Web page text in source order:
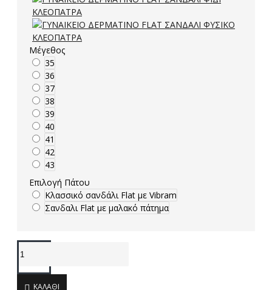
Μέγεθος
35
36
37
38
39
40
41
42
43
Επιλογή Πάτου
Κλασσικό σανδάλι Flat με Vibram
Σανδαλι Flat με μαλακό πάτημα
ΚΑΛΆΘΙ